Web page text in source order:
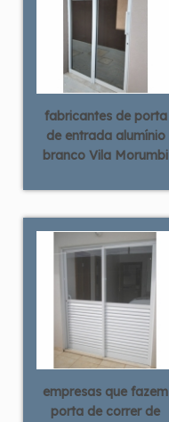
fabricantes de porta
de entrada alumínio
branco Vila Morumbi
empresas que fazem
porta de correr de